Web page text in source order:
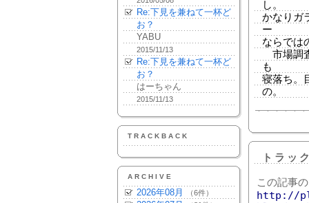
Re:下見を兼ねて一杯ど
お？
YABU
2015/11/13
Re:下見を兼ねて一杯ど
お？
はーちゃん
2015/11/13
TRACKBACK
ARCHIVE
2026年08月 （6件）
し。
かなりガ
ー
ならでは
市場調
も
寝落ち。
の。
トラッ
この記事
http://